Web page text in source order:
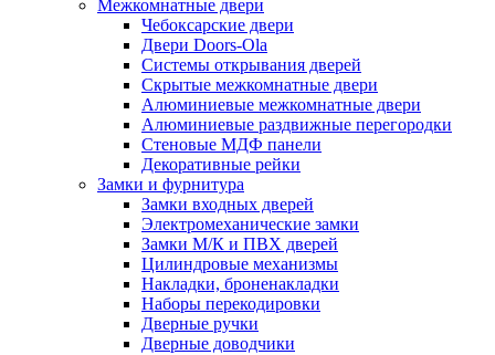
Межкомнатные двери
Чебоксарские двери
Двери Doors-Ola
Системы открывания дверей
Скрытые межкомнатные двери
Алюминиевые межкомнатные двери
Алюминиевые раздвижные перегородки
Стеновые МДФ панели
Декоративные рейки
Замки и фурнитура
Замки входных дверей
Электромеханические замки
Замки М/К и ПВХ дверей
Цилиндровые механизмы
Накладки, броненакладки
Наборы перекодировки
Дверные ручки
Дверные доводчики